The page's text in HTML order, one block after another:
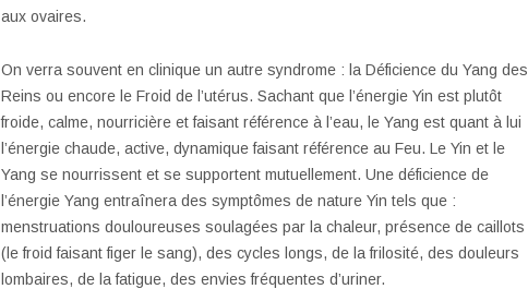
aux ovaires.
On verra souvent en clinique un autre syndrome : la Déficience du Yang des
Reins ou encore le Froid de l’utérus. Sachant que l’énergie Yin est plutôt
froide, calme, nourricière et faisant référence à l’eau, le Yang est quant à lui
l’énergie chaude, active, dynamique faisant référence au Feu. Le Yin et le
Yang se nourrissent et se supportent mutuellement. Une déficience de
l’énergie Yang entraînera des symptômes de nature Yin tels que :
menstruations douloureuses soulagées par la chaleur, présence de caillots
(le froid faisant figer le sang), des cycles longs, de la frilosité, des douleurs
lombaires, de la fatigue, des envies fréquentes d’uriner.